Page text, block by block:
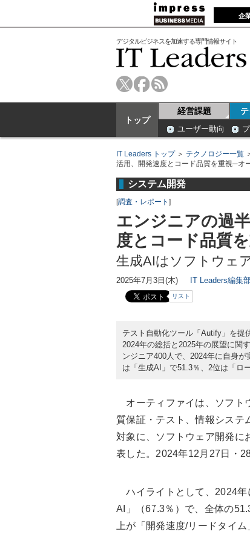
企
デジタルビジネスを加速する専門情報サイト
トップ
経営課題
ユーザー動向
IT Leaders トップ＞ テクノロジー一覧
活用、開発速度とコード品質を重視─オ
システム開発
[調査・レポート ]
エンジニアの過
度とコード品質
生成AIはソフトウェ
2025年7月3日(木) IT Leaders編集
リスト
テスト自動化ツール「Autify」を提
2024年の総括と2025年の展望に関
ンジニア400人で、2024年に自身
は「生成AI」で51.3％、2位は「ロ
オーティファイは、ソフト
質保証・テスト、情報システ
対象に、ソフトウェア開発に
表した。2024年12月27日・
ハイライトとして、2024年
AI」（67.3％）で、全体の
上が「開発速度/リードタイ